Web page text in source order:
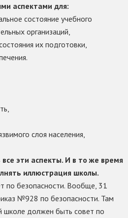
аспектами для:
состояние учебного
организаций,
их подготовки,
слоя населения,
эти аспекты. И в то же время
иллюстрация школы.
по безопасности. Вообще, 31
№928 по безопасности. Там
школе должен быть совет по